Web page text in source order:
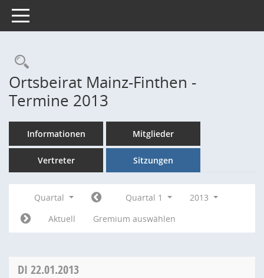
Toggle navigation
Rechercheauswahl
Ortsbeirat Mainz-Finthen -
Termine 2013
Informationen Mitglieder
Vertreter Sitzungen
Quartal Quartal 1
2013
Aktuell
Gremium auswählen
DI 22.01.2013